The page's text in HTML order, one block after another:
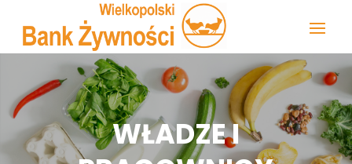
WŁADZE I